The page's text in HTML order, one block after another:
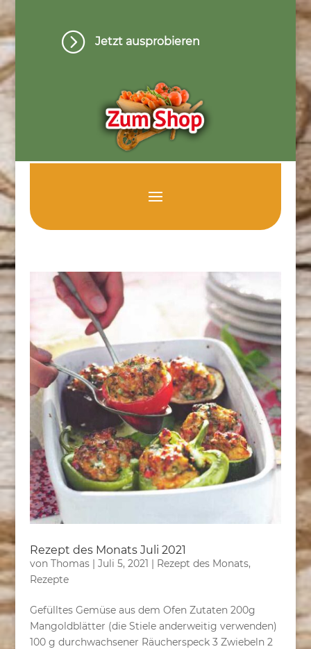
= Jetzt ausprobieren
Rezept des Monats Juli 2021
von Thomas| Juli 5, 2021 | Rezept des Monats,
Rezepte
Gefülltes Gemüse aus dem Ofen Zutaten 200g
Mangoldblätter (die Stiele anderweitig verwenden)
100 g durchwachsener Räucherspeck 3 Zwiebeln 2